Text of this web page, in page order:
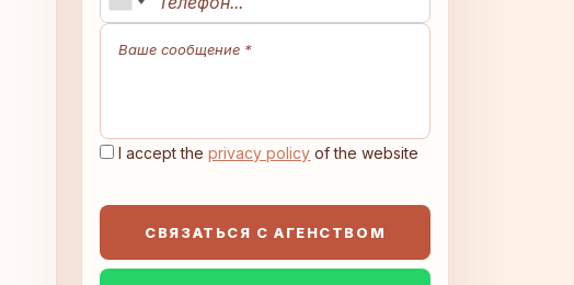
I accept theprivacy policy of the website
СВЯЗАТЬСЯ С АГЕНСТВОМ